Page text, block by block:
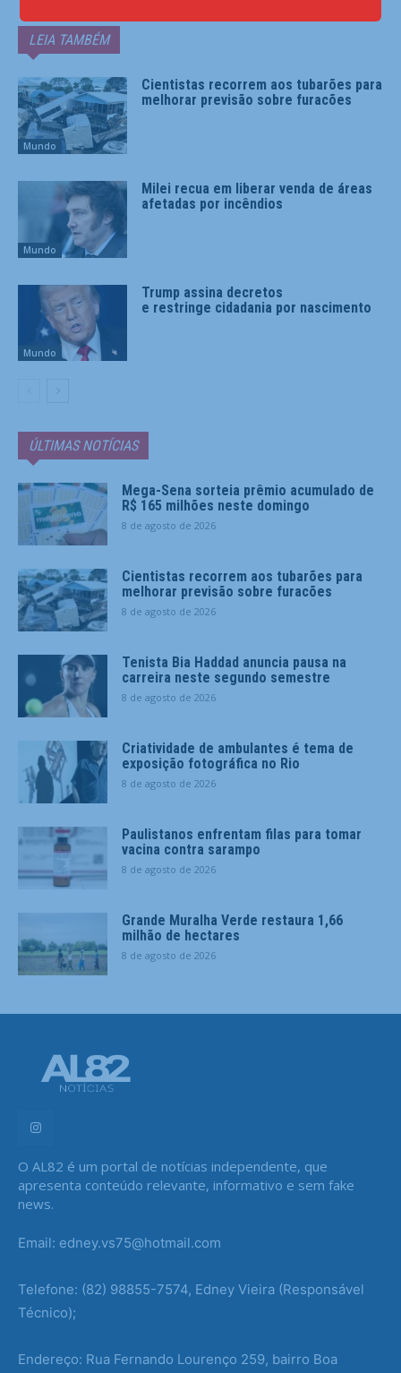
LEIA TAMBÉM
Mundo
Cientistas recorrem aos tubarões para
melhorar previsão sobre furacões
Mundo
Milei recua em liberar venda de áreas
afetadas por incêndios
Mundo
Trump assina decretos
e restringe cidadania por nascimento
ÚLTIMAS NOTÍCIAS
Mega-Sena sorteia prêmio acumulado de
R$ 165 milhões neste domingo
8 de agosto de 2026
Cientistas recorrem aos tubarões para
melhorar previsão sobre furacões
8 de agosto de 2026
Tenista Bia Haddad anuncia pausa na
carreira neste segundo semestre
8 de agosto de 2026
Criatividade de ambulantes é tema de
exposição fotográfica no Rio
8 de agosto de 2026
Paulistanos enfrentam filas para tomar
vacina contra sarampo
8 de agosto de 2026
Grande Muralha Verde restaura 1,66
milhão de hectares
8 de agosto de 2026
O AL82 é um portal de notícias independente, que
apresenta conteúdo relevante, informativo e sem fake
news.
Email: edney.vs75@hotmail.com
Telefone: (82) 98855-7574, Edney Vieira (Responsável
Técnico);
Endereço: Rua Fernando Lourenço 259, bairro Boa